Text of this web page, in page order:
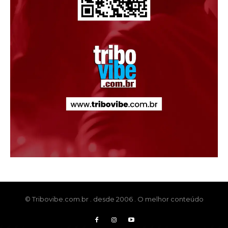
© Tribovibe.com.br . desde 2006 . O melhor conteúdo